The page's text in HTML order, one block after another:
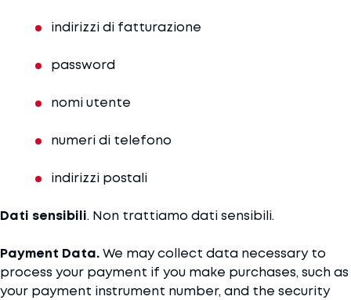
indirizzi di fatturazione
password
nomi utente
numeri di telefono
indirizzi postali
Dati sensibili. Non trattiamo dati sensibili.
Payment Data.We may collect data necessary to
process your payment if you make purchases, such as
your payment instrument number, and the security